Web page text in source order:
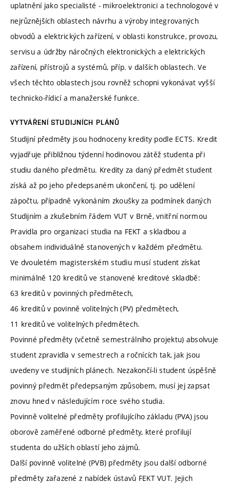
uplatnění jako specialisté - mikroelektronici a technologové v
nejrůznějších oblastech návrhu a výroby integrovaných
obvodů a elektrických zařízení, v oblasti konstrukce, provozu,
servisu a údržby náročných elektronických a elektrických
zařízení, přístrojů a systémů, příp. v dalších oblastech. Ve
všech těchto oblastech jsou rovněž schopni vykonávat vyšší
technicko-řídicí a manažerské funkce.
VYTVÁŘENÍ STUDIJNÍCH PLÁNŮ
Studijní předměty jsou hodnoceny kredity podle ECTS. Kredit
vyjadřuje přibližnou týdenní hodinovou zátěž studenta při
studiu daného předmětu. Kredity za daný předmět student
získá až po jeho předepsaném ukončení, tj. po udělení
zápočtu, případně vykonáním zkoušky za podmínek daných
Studijním a zkušebním řádem VUT v Brně, vnitřní normou
Pravidla pro organizaci studia na FEKT a skladbou a
obsahem individuálně stanovených v každém předmětu.
Ve dvouletém magisterském studiu musí student získat
minimálně 120 kreditů ve stanovené kreditové skladbě:
63 kreditů v povinných předmětech,
46 kreditů v povinně volitelných (PV) předmětech,
11 kreditů ve volitelných předmětech.
Povinné předměty (včetně semestrálního projektu) absolvuje
student zpravidla v semestrech a ročnících tak, jak jsou
uvedeny ve studijních plánech. Nezakončí-li student úspěšně
povinný předmět předepsaným způsobem, musí jej zapsat
znovu hned v následujícím roce svého studia.
Povinně volitelné předměty profilujícího základu (PVA) jsou
oborově zaměřené odborné předměty, které profilují
studenta do užších oblastí jeho zájmů.
Další povinně volitelné (PVB) předměty jsou další odborné
předměty zařazené z nabídek ústavů FEKT VUT. Jejich